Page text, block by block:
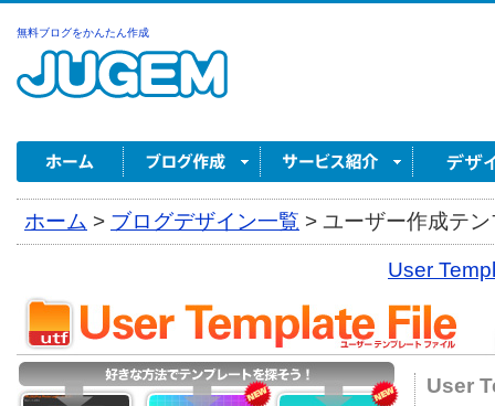
無料ブログをかんたん作成
ホーム > ブログデザイン一覧 > ユーザー作成テ
User
User